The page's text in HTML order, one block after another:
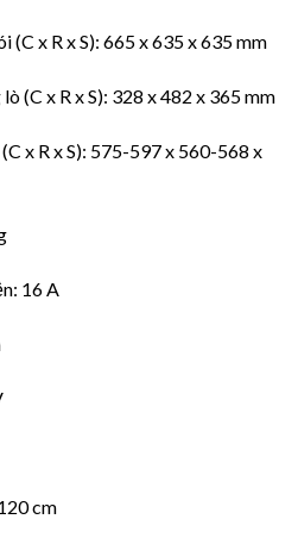
(C x R x S): 665 x 635 x 635 mm
(C x R x S): 328 x 482 x 365 mm
x R x S): 575-597 x 560-568 x
16 A
cm